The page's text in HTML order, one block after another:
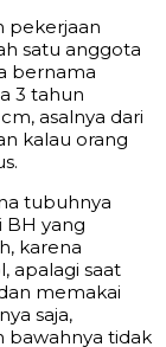
pekerjaan
satu anggota
bernama
3 tahun
asalnya dari
kalau orang
tubuhnya
BH yang
karena
apalagi saat
memakai
saja,
bawahnya tidak